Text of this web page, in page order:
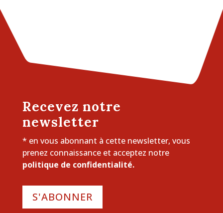
Recevez notre
newsletter
* en vous abonnant à cette newsletter, vous
prenez connaissance et acceptez notre
politique de confidentialité.
S'ABONNER